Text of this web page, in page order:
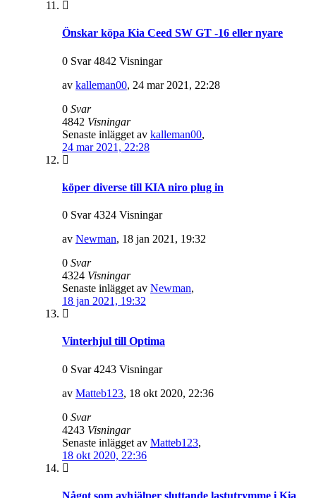
Önskar köpa Kia Ceed SW GT -16 eller nyare
0 Svar 4842 Visningar
av kalleman00, 24 mar 2021, 22:28
0 Svar
4842 Visningar
Senaste inlägget av kalleman00,
24 mar 2021, 22:28
köper diverse till KIA niro plug in
0 Svar 4324 Visningar
av Newman, 18 jan 2021, 19:32
0 Svar
4324 Visningar
Senaste inlägget av Newman,
18 jan 2021, 19:32
Vinterhjul till Optima
0 Svar 4243 Visningar
av Matteb123, 18 okt 2020, 22:36
0 Svar
4243 Visningar
Senaste inlägget av Matteb123,
18 okt 2020, 22:36
Något som avhjälper sluttande lastutrymme i Kia